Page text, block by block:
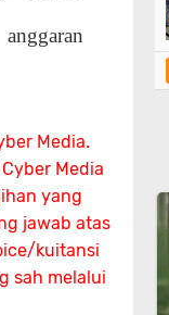
Media.
Media
yang
jawab atas
kuitansi
sah melalui